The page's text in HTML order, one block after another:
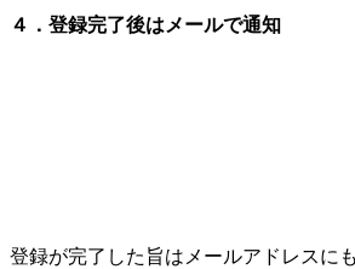
４．登録完了後はメールで通知
登録が完了した旨はメールアドレスに